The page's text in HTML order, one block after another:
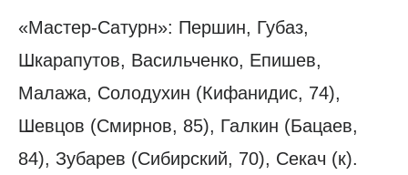
«Мастер-Сатурн»: Першин, Губаз,
Шкарапутов, Васильченко, Епишев,
Малажа, Солодухин (Кифанидис, 74),
Шевцов (Смирнов, 85), Галкин (Бацаев,
84), Зубарев (Сибирский, 70), Секач (к).